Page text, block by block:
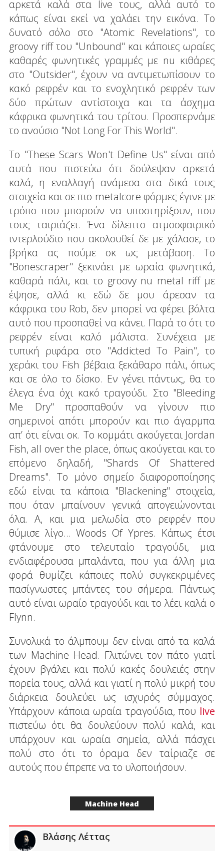
αρκετά καλά στα live τους, αλλά αυτό το
κάπως είναι εκεί να χαλάει την εικόνα. Το
δυνατό σόλο στο "Atomic Revelations", το
groovy riff του "Unbound" και κάποιες ωραίες
καθαρές φωνητικές γραμμές με nu κιθάρες
στο "Outsider", έχουν να αντιμετωπίσουν το
κακό ρεφρέν και το ενοχλητικό ρεφρέν των
δύο πρώτων αντίστοιχα και τα άσχημα
κάφρικα φωνητικά του τρίτου. Προσπερνάμε
το ανούσιο "Not Long For This World".
Το "These Scars Won't Define Us" είναι από
αυτά που πιστεύω ότι δούλεψαν αρκετά
καλά, η εναλλαγή ανάμεσα στα δικά τους
στοιχεία και σε πιο metalcore φόρμες έγινε με
τρόπο που μπορούν να υποστηρίξουν, που
τους ταιριάζει. Ένα δίλεπτο ατμοσφαιρικό
ιντερλούδιο που ακολουθεί δε με χάλασε, το
βρήκα ας πούμε οκ ως μετάβαση. To
"Bonescraper" ξεκινάει με ωραία φωνητικά,
καθαρά πάλι, και το groovy nu metal riff με
έψησε, αλλά κι εδώ δε μου άρεσαν τα
κάφρικα του Rob, δεν μπορεί να φέρει βόλτα
αυτό που προσπαθεί να κάνει. Παρά το ότι το
ρεφρέν είναι καλό μάλιστα. Συνέχεια με
τυπική ριφάρα στο "Addicted To Pain", το
χεράκι του Fish βέβαια ξεκάθαρο πάλι, όπως
και σε όλο το δίσκο. Εν γένει πάντως, θα το
έλεγα ένα όχι κακό τραγούδι. Στο "Bleeding
Me Dry" προσπαθούν να γίνουν πιο
σημερινοί απότι μπορούν και πιο άγαρμπα
απ’ ότι είναι οκ. Το κομμάτι ακούγεται Jordan
Fish, all over the place, όπως ακούγεται και το
επόμενο δηλαδή, "Shards Of Shattered
Dreams". Το μόνο σημείο διαφοροποίησης
εδώ είναι τα κάποια "Blackening" στοιχεία,
που όταν μπαίνουν γενικά απογειώνονται
όλα. Α, και μια μελωδία στο ρεφρέν που
θύμισε λίγο… Woods Of Ypres. Κάπως έτσι
φτάνουμε στο τελευταίο τραγούδι, μια
ενδιαφέρουσα μπαλάντα, που για άλλη μια
φορά θυμίζει κάποιες πολύ συγκεκριμένες
πασίγνωστες μπάντες του σήμερα. Πάντως
αυτό είναι ωραίο τραγούδι και το λέει καλά ο
Flynn.
Συνολικά το άλμπουμ δεν είναι από τα καλά
των Machine Head. Γλιτώνει τον πάτο γιατί
έχουν βγάλει και πολύ κακές δουλειές στην
πορεία τους, αλλά και γιατί η πολύ μικρή του
διάρκεια δουλεύει ως ισχυρός σύμμαχος.
Υπάρχουν κάποια ωραία τραγούδια, που live
πιστεύω ότι θα δουλεύουν πολύ καλά, και
υπάρχουν και ωραία σημεία, αλλά πάσχει
πολύ στο ότι το όραμα δεν ταίριαζε σε
αυτούς που έπρεπε να το υλοποιήσουν.
Machine Head
Βλάσης Λέττας